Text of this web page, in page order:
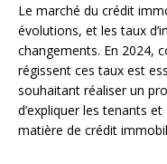
Le marché du crédit
évolutions, et les taux
changements. En 2024,
régissent ces taux est
souhaitant réaliser un
d’expliquer les tenants
matière de crédit